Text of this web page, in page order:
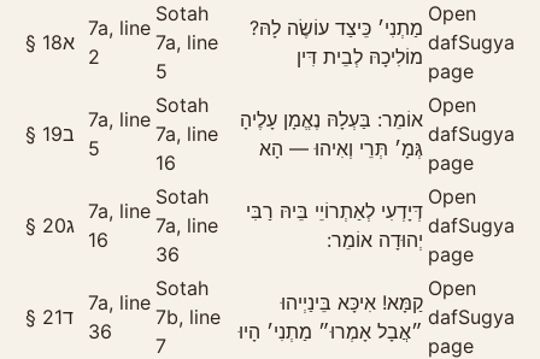
§ 18א
7a, line
2
Sotah
7a, line
5
מַתְנִי׳ כֵּיצַד עוֹשֶׂה לָהּ?
מוֹלִיכָהּ לְבֵית דִּין
Open
dafSugya
page
§ 19ב
7a, line
5
Sotah
7a, line
16
אוֹמֵר: בַּעְלָהּ נֶאֱמָן עָלֶיהָ
גְּמָ׳ תְּרֵי וְאִיהוּ — הָא
Open
dafSugya
page
§ 20ג
7a, line
16
Sotah
7a, line
36
דְּיָדְעִי לְאַתְרוֹיֵי בֵּיהּ רַבִּי
יְהוּדָה אוֹמֵר:
Open
dafSugya
page
§ 21ד
7a, line
36
Sotah
7b, line
7
קַמָּא! אִיכָּא בֵּינַיְיהוּ
״אֲבָל אָמְרוּ״ מַתְנִי׳ הָיוּ
Open
dafSugya
page